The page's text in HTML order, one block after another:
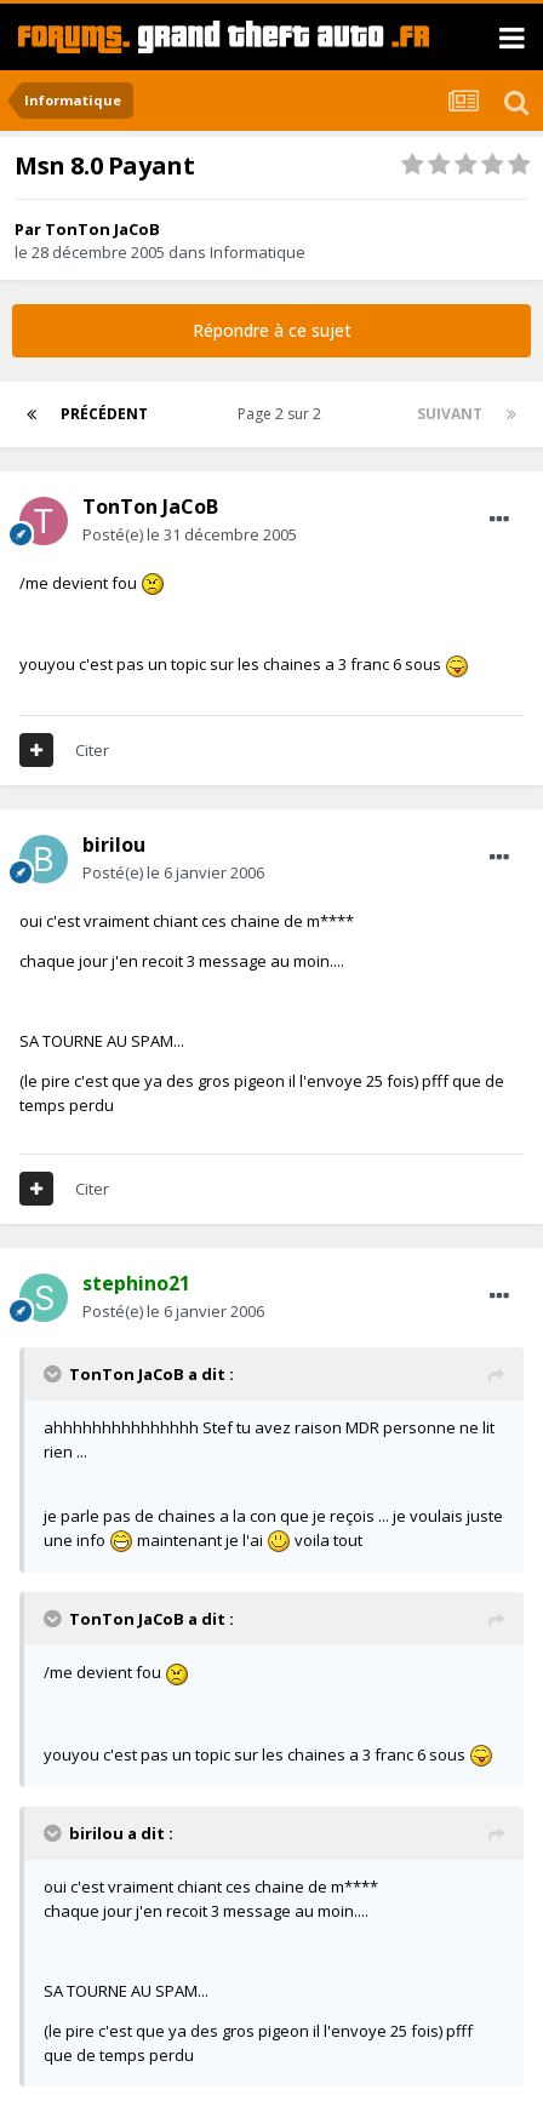
Informatique
Msn 8.0 Payant
Par TonTon JaCoB
le 28 décembre 2005 dans Informatique
Répondre à ce sujet
PRÉCÉDENT SUIVANT
Page 2 sur 2
TonTon JaCoB
Posté(e)le 31 décembre 2005
/me devient fou
youyou c'est pas un topic sur les chaines a 3 franc 6 sous
Citer
birilou
Posté(e)le 6 janvier 2006
oui c'est vraiment chiant ces chaine de m****
chaque jour j'en recoit 3 message au moin....
SA TOURNE AU SPAM...
(le pire c'est que ya des gros pigeon il l'envoye 25 fois) pfff que de
temps perdu
Citer
stephino21
Posté(e)le 6 janvier 2006
TonTon JaCoB a dit :
ahhhhhhhhhhhhhhh Stef tu avez raison MDR personne ne lit
rien ...
je parle pas de chaines a la con que je reçois ... je voulais juste
une info
maintenant je l'ai voila tout
TonTon JaCoB a dit :
/me devient fou
youyou c'est pas un topic sur les chaines a 3 franc 6 sous
birilou a dit :
oui c'est vraiment chiant ces chaine de m****
chaque jour j'en recoit 3 message au moin....
SA TOURNE AU SPAM...
(le pire c'est que ya des gros pigeon il l'envoye 25 fois) pfff
que de temps perdu